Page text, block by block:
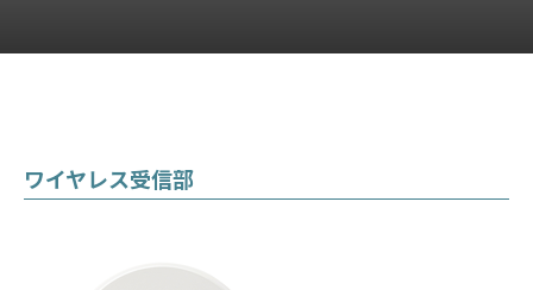
向
ホテ
ル客
ナ / パラディウム
2調光
ワイヤレス受信部